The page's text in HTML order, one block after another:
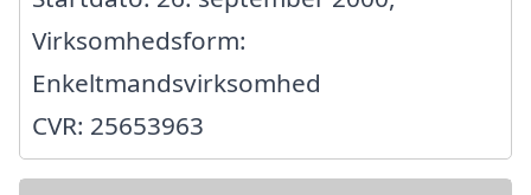
Virksomhedsform:
Enkeltmandsvirksomhed
CVR: 25653963